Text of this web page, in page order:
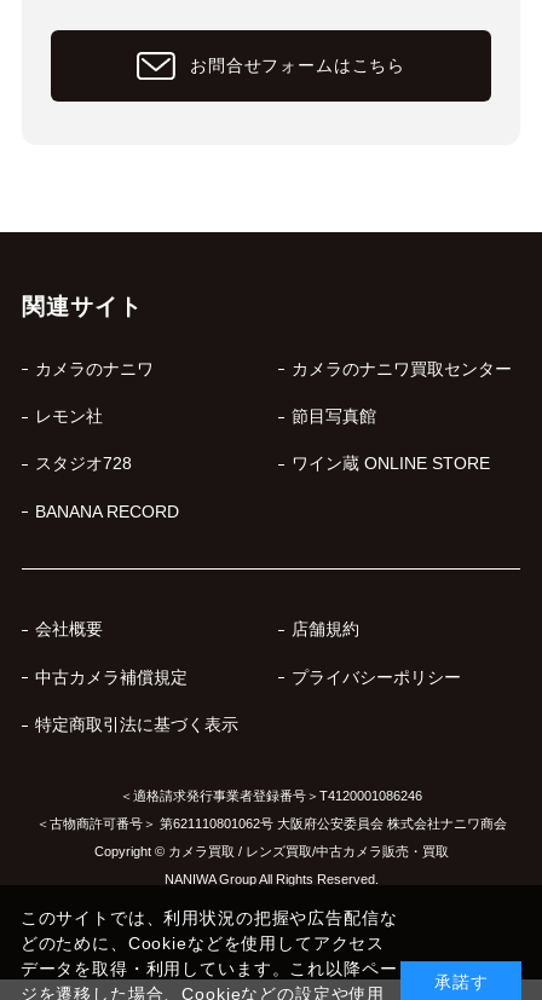
お問合せフォームはこちら
関連サイト
カメラのナニワ カメラのナニワ買取センター
レモン社 節目写真館
スタジオ728 ワイン蔵 ONLINE STORE
BANANA RECORD
会社概要 店舗規約
中古カメラ補償規定 プライバシーポリシー
特定商取引法に基づく表示
＜適格請求発行事業者登録番号＞T4120001086246
＜古物商許可番号＞ 第621110801062号 大阪府公安委員会 株式会社ナニワ商会
Copyright © カメラ買取 / レンズ買取/中古カメラ販売・買取
NANIWA Group All Rights Reserved.
このサイトでは、利用状況の把握や広告配信な
どのために、Cookieなどを使用してアクセス
データを取得・利用しています。これ以降ペー
ジを遷移した場合、Cookieなどの設定や使用
承諾す